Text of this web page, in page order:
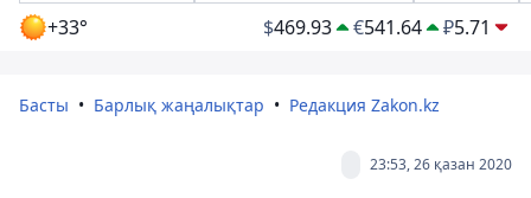
+33° $469.93 €541.64 ₽5.71
Басты Барлық жаңалықтар Редакция Zakon.kz
23:53, 26 қазан 2020